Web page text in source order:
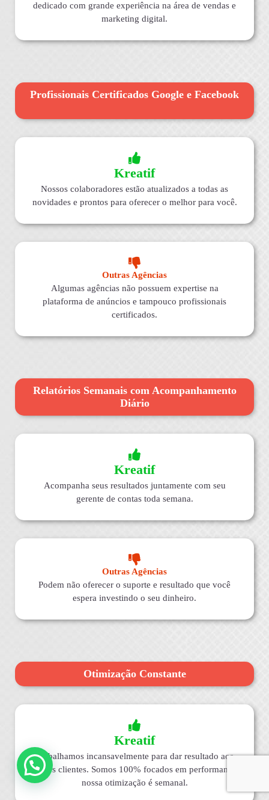
dedicado com grande experiência na área de vendas e
marketing digital.
Profissionais Certificados Google e Facebook
Kreatif
Nossos colaboradores estão atualizados a todas as
novidades e prontos para oferecer o melhor para você.
Outras Agências
Algumas agências não possuem expertise na
plataforma de anúncios e tampouco profissionais
certificados.
Relatórios Semanais com Acompanhamento
Diário
Kreatif
Acompanha seus resultados juntamente com seu
gerente de contas toda semana.
Outras Agências
Podem não oferecer o suporte e resultado que você
espera investindo o seu dinheiro.
Otimização Constante
Kreatif
Trabalhamos incansavelmente para dar resultado aos
nossos clientes. Somos 100% focados em performance,
nossa otimização é semanal.